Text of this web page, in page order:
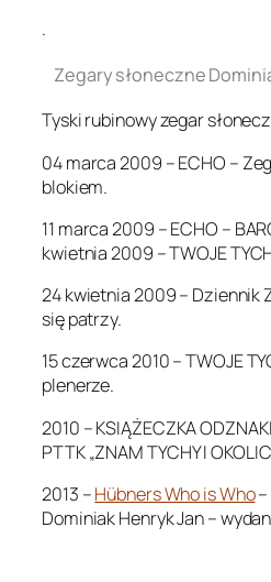
.
Zegary słoneczne
Tyski rubinowy zegar
04 marca 2009 – ECHO –
blokiem.
11 marca 2009 – ECHO –
kwietnia 2009 – TWOJE
24 kwietnia 2009 – Dziennik
się patrzy.
15 czerwca 2010 – TWOJE
plenerze.
2010 – KSIĄŻECZKA
PTTK „ZNAM TYCHY I
2013 –Hübners Who is Who–
Dominiak Henryk Jan –